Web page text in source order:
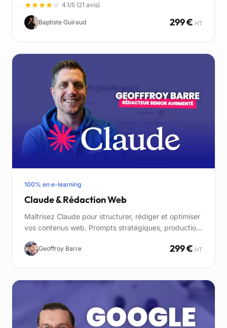
4.1/5 (21 avis)
Baptiste Guiraud 299 € HT
100% en e-learning
Claude & Rédaction Web
Maîtrisez Claude pour structurer, rédiger et optimiser
vos contenus web. Prompts stratégiques, production
moteurs IA.
Geoffroy Barre 299 € HT